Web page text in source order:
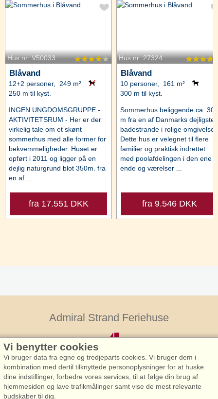
Hus nr: V50033
Blåvand
12+2 personer, 249 m²
250 m til kyst.
INGEN UNGDOMSGRUPPE -
AKTIVITETSRUM - Her er der
virkelig tale om et skønt
sommerhus med alle former for
bekvemmeligheder. Huset er
opført i 2011 og ligger på en
dejlig naturgrund blot 350m. fra
en af ...
fra 17.551 DKK
Hus nr: 27324
Blåvand
10 personer, 161 m²
300 m til kyst.
Sommerhus beliggende ca. 300
m fra en af Danmarks dejligste
badestrande i rolige omgivelser.
Dette hus er velegnet til flere
familier og praktisk indrettet
med poolafdelingen i den ene
ende og værelser ...
fra 9.546 DKK
Admiral Strand Feriehuse
Vi benytter cookies
Vi bruger data fra egne og tredjeparts cookies. Vi bruger dem i
kombination med dertil tilknyttede personoplysninger for at huske
dine indstillinger, forbedre vores services, til at følge din brug af
hjemmesiden og lave trafikmålinger samt vise de mest relevante
budskaber til dig.